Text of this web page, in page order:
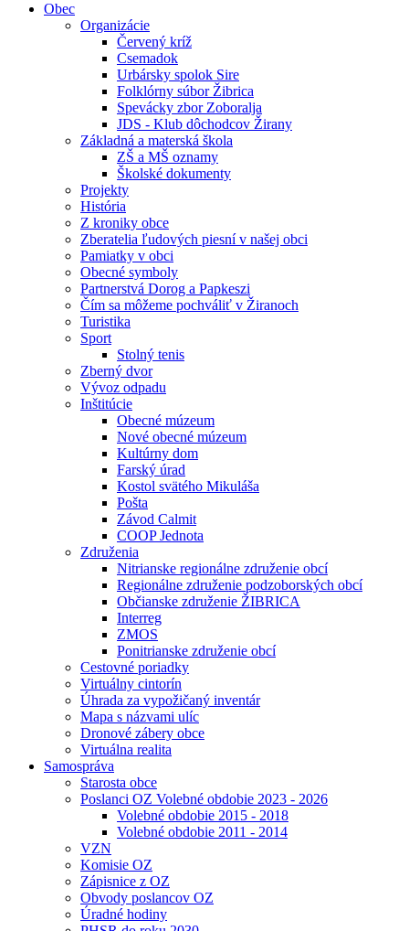
Obec
Organizácie
Červený kríž
Csemadok
Urbársky spolok Sire
Folklórny súbor Žibrica
Spevácky zbor Zoboralja
JDS - Klub dôchodcov Žirany
Základná a materská škola
ZŠ a MŠ oznamy
Školské dokumenty
Projekty
História
Z kroniky obce
Zberatelia ľudových piesní v našej obci
Pamiatky v obci
Obecné symboly
Partnerstvá Dorog a Papkeszi
Čím sa môžeme pochváliť v Žiranoch
Turistika
Sport
Stolný tenis
Zberný dvor
Vývoz odpadu
Inštitúcie
Obecné múzeum
Nové obecné múzeum
Kultúrny dom
Farský úrad
Kostol svätého Mikuláša
Pošta
Závod Calmit
COOP Jednota
Združenia
Nitrianske regionálne združenie obcí
Regionálne združenie podzoborských obcí
Občianske združenie ŽIBRICA
Interreg
ZMOS
Ponitrianske združenie obcí
Cestovné poriadky
Virtuálny cintorín
Úhrada za vypožičaný inventár
Mapa s názvami ulíc
Dronové zábery obce
Virtuálna realita
Samospráva
Starosta obce
Poslanci OZ Volebné obdobie 2023 - 2026
Volebné obdobie 2015 - 2018
Volebné obdobie 2011 - 2014
VZN
Komisie OZ
Zápisnice z OZ
Obvody poslancov OZ
Úradné hodiny